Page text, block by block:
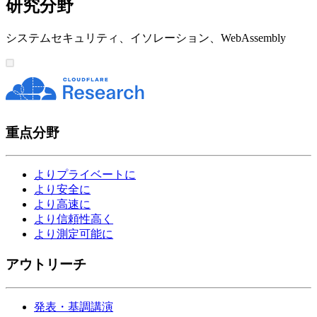
研究分野
システムセキュリティ、イソレーション、WebAssembly
重点分野
よりプライベートに
より安全に
より高速に
より信頼性高く
より測定可能に
アウトリーチ
発表・基調講演